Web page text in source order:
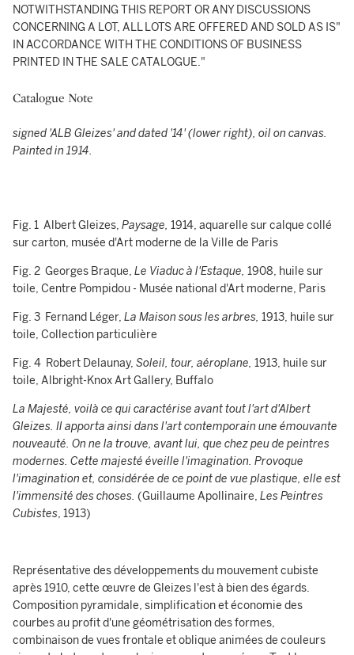
NOTWITHSTANDING THIS REPORT OR ANY DISCUSSIONS
CONCERNING A LOT, ALL LOTS ARE OFFERED AND SOLD AS IS"
IN ACCORDANCE WITH THE CONDITIONS OF BUSINESS
PRINTED IN THE SALE CATALOGUE."
Catalogue Note
signed 'ALB Gleizes' and dated '14' (lower right), oil on canvas.
Painted in 1914.
Fig. 1 Albert Gleizes, Paysage, 1914, aquarelle sur calque collé
sur carton, musée d'Art moderne de la Ville de Paris
Fig. 2 Georges Braque, Le Viaduc à l'Estaque, 1908, huile sur
toile, Centre Pompidou - Musée national d'Art moderne, Paris
Fig. 3 Fernand Léger, La Maison sous les arbres, 1913, huile sur
toile, Collection particulière
Fig. 4 Robert Delaunay, Soleil, tour, aéroplane, 1913, huile sur
toile, Albright-Knox Art Gallery, Buffalo
La Majesté, voilà ce qui caractérise avant tout l'art d'Albert
Gleizes. Il apporta ainsi dans l'art contemporain une émouvante
nouveauté. On ne la trouve, avant lui, que chez peu de peintres
modernes. Cette majesté éveille l'imagination. Provoque
l'imagination et, considérée de ce point de vue plastique, elle est
l'immensité des choses. (Guillaume Apollinaire, Les Peintres
Cubistes, 1913)
Représentative des développements du mouvement cubiste
après 1910, cette œuvre de Gleizes l'est à bien des égards.
Composition pyramidale, simplification et économie des
courbes au profit d'une géométrisation des formes,
combinaison de vues frontale et oblique animées de couleurs